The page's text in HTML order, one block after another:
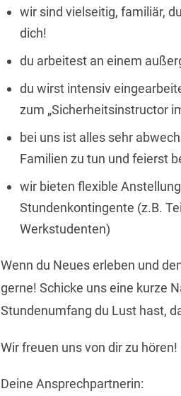
wir sind vielseitig, familiär,
dich!
du arbeitest an einem
du wirst intensiv
zum „Sicherheitsinstructor
bei uns ist alles sehr
Familien zu tun und feierst
wir bieten flexible
Stundenkontingente (z.B.
Werkstudenten)
Wenn du Neues erleben und
gerne! Schicke uns eine kurze
Stundenumfang du Lust hast,
Wir freuen uns von dir zu hören!
Deine Ansprechpartnerin: